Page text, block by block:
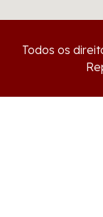
Todos os